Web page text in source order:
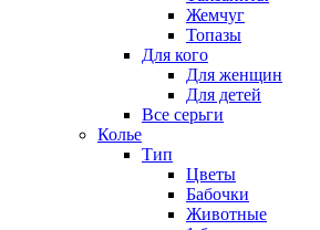
Жемчуг
Топазы
Для кого
Для женщин
Для детей
Все серьги
Колье
Тип
Цветы
Бабочки
Животные